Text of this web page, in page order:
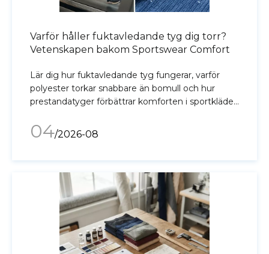
Varför håller fuktavledande tyg dig torr?
Vetenskapen bakom Sportswear Comfort
Lär dig hur fuktavledande tyg fungerar, varför
polyester torkar snabbare än bomull och hur
prestandatyger förbättrar komforten i sportkläder
04/2026-08